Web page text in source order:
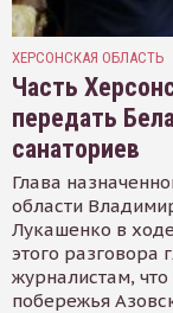
ХЕРСОНСКАЯ ОБЛАСТЬ
Часть
передать
санаториев
Глава
области
Лукашенко в
этого разговора
журналистам,
побережья